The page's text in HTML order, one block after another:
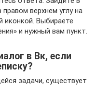
верхнем углу на
иконкой. Выбираете
и нужный вам пункт.
в Вк, если
задачи, существует